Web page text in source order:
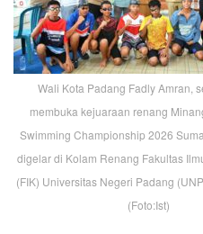
Wali Kota Padang Fadly Amran,
membuka kejuaraan renang
Swimming Championship 2026
digelar di Kolam Renang Fakultas
(FIK) Universitas Negeri Padang
(Foto:Ist)